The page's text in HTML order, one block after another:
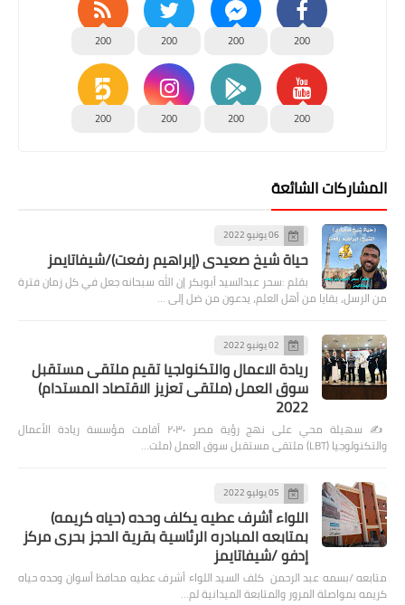
200
200
200
200
200
200
200
200
المشاركات الشائعة
06 يونيو 2022
حياة شيخ صعيدى (إبراهيم رفعت)/شيفاتايمز
بقلم :سحر عبدالسيد أبوبكر إن الله سبحانه جعل في كل زمان فترة
من الرسل، بقايا من أهل العلم، يدعون من ضل إلى …
02 يونيو 2022
ريادة الاعمال والتكنولجيا تقيم ملتقى مستقبل
سوق العمل (ملتقى تعزيز الاقتصاد المستدام)
2022
✍️ سهيلة محي على نهج رؤية مصر ٢٠٣٠ أقامت مؤسسة ريادة الأعمال
والتكنولوجيا (LBT) ملتقى مستقبل سوق العمل (ملت…
05 يوليو 2022
اللواء أشرف عطيه يكلف وحده (حياه كريمه)
بمتابعه المبادره الرئاسية بقرية الحجز بحرى مركز
إدفو /شيفاتايمز
متابعه /بسمه عبد الرحمن كلف السيد اللواء أشرف عطيه محافظ أسوان وحده حياه
كريمه بمواصلة المرور والمتابعة الميدانية لم…